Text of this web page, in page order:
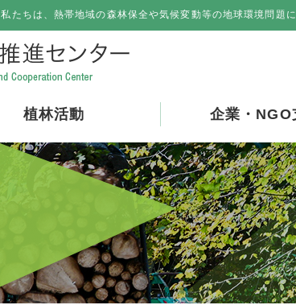
私たちは、熱帯地域の森林保全や気候変動等の地球環境問題
植林活動 企業・NGO